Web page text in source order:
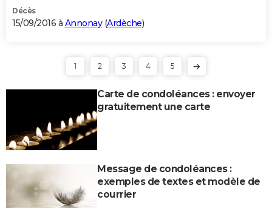
Décès
15/09/2016 à Annonay(Ardèche)
1 2 3 4 5
Carte de condoléances : envoyer
gratuitement une carte
Message de condoléances :
exemples de textes et modèle de
courrier